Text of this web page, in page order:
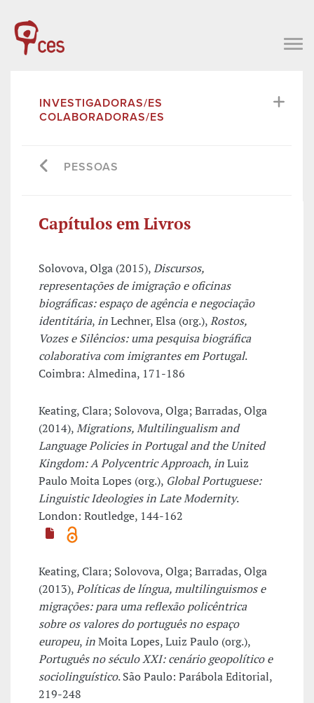
INVESTIGADORAS/ES
COLABORADORAS/ES
PESSOAS
Capítulos em Livros
Solovova, Olga (2015),Discursos,
representações de imigração e oficinas
biográficas: espaço de agência e negociação
identitária,inLechner, Elsa (org.),Rostos,
Vozes e Silêncios: uma pesquisa biográfica
colaborativa com imigrantes em Portugal.
Coimbra: Almedina, 171-186
Keating, Clara; Solovova, Olga; Barradas, Olga
(2014),Migrations, Multilingualism and
Language Policies in Portugal and the United
Kingdom: A Polycentric Approach,inLuiz
Paulo Moita Lopes (org.), Global Portuguese:
Linguistic Ideologies in Late Modernity.
London: Routledge, 144-162
Keating, Clara; Solovova, Olga; Barradas, Olga
(2013),Políticas de língua, multilinguismos e
migrações: para uma reflexão policêntrica
sobre os valores do português no espaço
europeu,inMoita Lopes, Luiz Paulo (org.),
Português no século XXI: cenário geopolítico e
sociolinguístico. São Paulo: Parábola Editorial,
219-248